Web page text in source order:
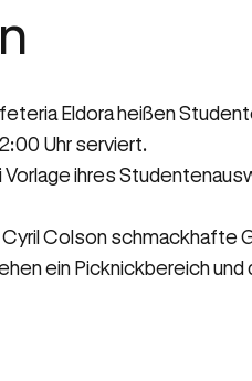
Eldora heißen
Uhr serviert.
ihres
Colson schmackhafte
ein Picknickbereich